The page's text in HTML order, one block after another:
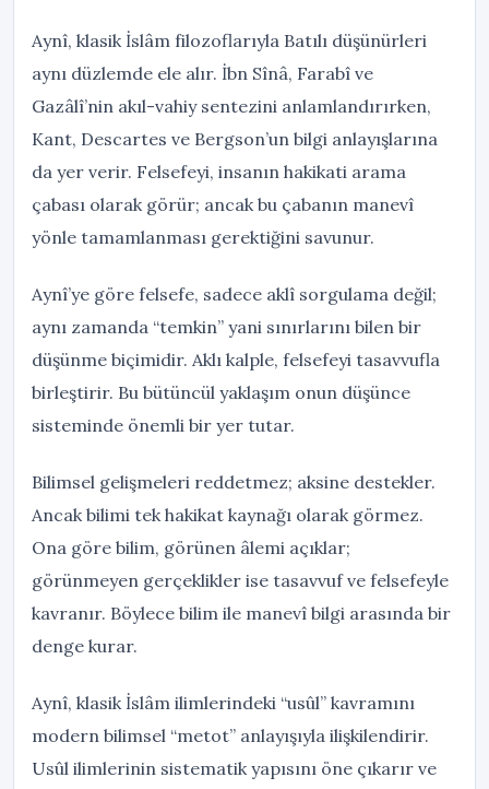
Aynî, klasik İslâm filozoflarıyla Batılı düşünürleri
aynı düzlemde ele alır. İbn Sînâ, Farabî ve
Gazâlî’nin akıl-vahiy sentezini anlamlandırırken,
Kant, Descartes ve Bergson’un bilgi anlayışlarına
da yer verir. Felsefeyi, insanın hakikati arama
çabası olarak görür; ancak bu çabanın manevî
yönle tamamlanması gerektiğini savunur.
Aynî’ye göre felsefe, sadece aklî sorgulama değil;
aynı zamanda “temkin” yani sınırlarını bilen bir
düşünme biçimidir. Aklı kalple, felsefeyi tasavvufla
birleştirir. Bu bütüncül yaklaşım onun düşünce
sisteminde önemli bir yer tutar.
Bilimsel gelişmeleri reddetmez; aksine destekler.
Ancak bilimi tek hakikat kaynağı olarak görmez.
Ona göre bilim, görünen âlemi açıklar;
görünmeyen gerçeklikler ise tasavvuf ve felsefeyle
kavranır. Böylece bilim ile manevî bilgi arasında bir
denge kurar.
Aynî, klasik İslâm ilimlerindeki “usûl” kavramını
modern bilimsel “metot” anlayışıyla ilişkilendirir.
Usûl ilimlerinin sistematik yapısını öne çıkarır ve